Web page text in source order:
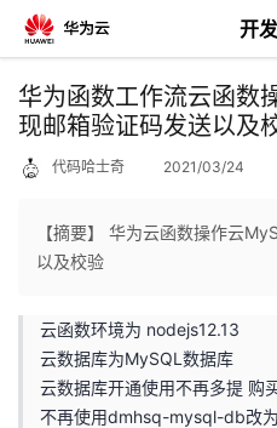
开
返
回
人
主
我
的
华为函数工作流云函数
现邮箱验证码发送以及
代码哈士奇 2021/03/24
【摘要】 华为云函数操作云
以及校验
云函数环境为 nodejs12.13
云数据库为MySQL数据库
云数据库开通使用不再多提 购
不再使用dmhsq-mysql-db改